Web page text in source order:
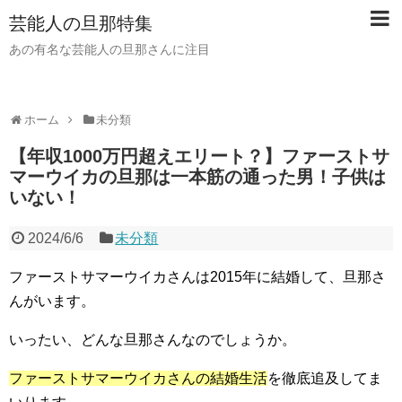
芸能人の旦那特集
あの有名な芸能人の旦那さんに注目
ホーム 未分類
【年収1000万円超えエリート？】ファーストサ
マーウイカの旦那は一本筋の通った男！子供は
いない！
2024/6/6 未分類
ファーストサマーウイカさんは2015年に結婚して、旦那さ
んがいます。
いったい、どんな旦那さんなのでしょうか。
ファーストサマーウイカさんの結婚生活を徹底追及してま